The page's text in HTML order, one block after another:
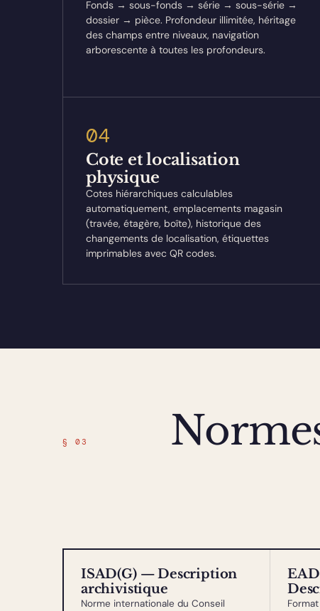
Fonds → sous-fonds → série → sous-série →
dossier → pièce. Profondeur illimitée, héritage
des champs entre niveaux, navigation
arborescente à toutes les profondeurs.
04
Cote et localisation
physique
Cotes hiérarchiques calculables
automatiquement, emplacements magasin
(travée, étagère, boîte), historique des
changements de localisation, étiquettes
imprimables avec QR codes.
§ 03
ISAD(G) — Description
archivistique
Norme internationale du Conseil